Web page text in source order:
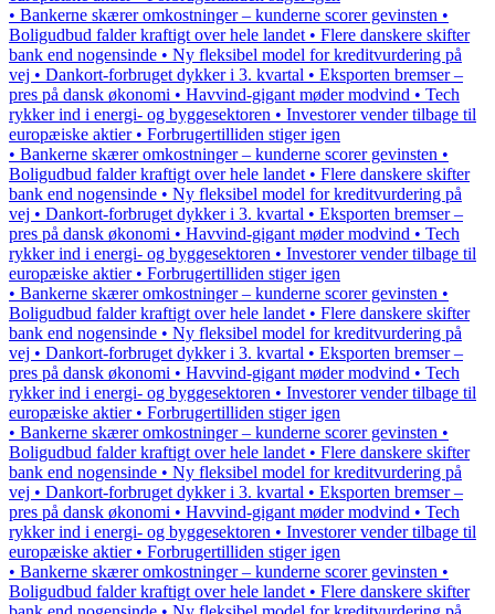
• Bankerne skærer omkostninger – kunderne scorer gevinsten •
Boligudbud falder kraftigt over hele landet • Flere danskere skifter
bank end nogensinde • Ny fleksibel model for kreditvurdering på
vej • Dankort-forbruget dykker i 3. kvartal • Eksporten bremser –
pres på dansk økonomi • Havvind-gigant møder modvind • Tech
rykker ind i energi- og byggesektoren • Investorer vender tilbage til
europæiske aktier • Forbrugertilliden stiger igen
• Bankerne skærer omkostninger – kunderne scorer gevinsten •
Boligudbud falder kraftigt over hele landet • Flere danskere skifter
bank end nogensinde • Ny fleksibel model for kreditvurdering på
vej • Dankort-forbruget dykker i 3. kvartal • Eksporten bremser –
pres på dansk økonomi • Havvind-gigant møder modvind • Tech
rykker ind i energi- og byggesektoren • Investorer vender tilbage til
europæiske aktier • Forbrugertilliden stiger igen
• Bankerne skærer omkostninger – kunderne scorer gevinsten •
Boligudbud falder kraftigt over hele landet • Flere danskere skifter
bank end nogensinde • Ny fleksibel model for kreditvurdering på
vej • Dankort-forbruget dykker i 3. kvartal • Eksporten bremser –
pres på dansk økonomi • Havvind-gigant møder modvind • Tech
rykker ind i energi- og byggesektoren • Investorer vender tilbage til
europæiske aktier • Forbrugertilliden stiger igen
• Bankerne skærer omkostninger – kunderne scorer gevinsten •
Boligudbud falder kraftigt over hele landet • Flere danskere skifter
bank end nogensinde • Ny fleksibel model for kreditvurdering på
vej • Dankort-forbruget dykker i 3. kvartal • Eksporten bremser –
pres på dansk økonomi • Havvind-gigant møder modvind • Tech
rykker ind i energi- og byggesektoren • Investorer vender tilbage til
europæiske aktier • Forbrugertilliden stiger igen
• Bankerne skærer omkostninger – kunderne scorer gevinsten •
Boligudbud falder kraftigt over hele landet • Flere danskere skifter